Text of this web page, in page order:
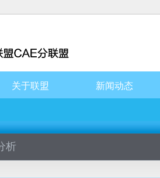
关于联盟 新闻动态
析